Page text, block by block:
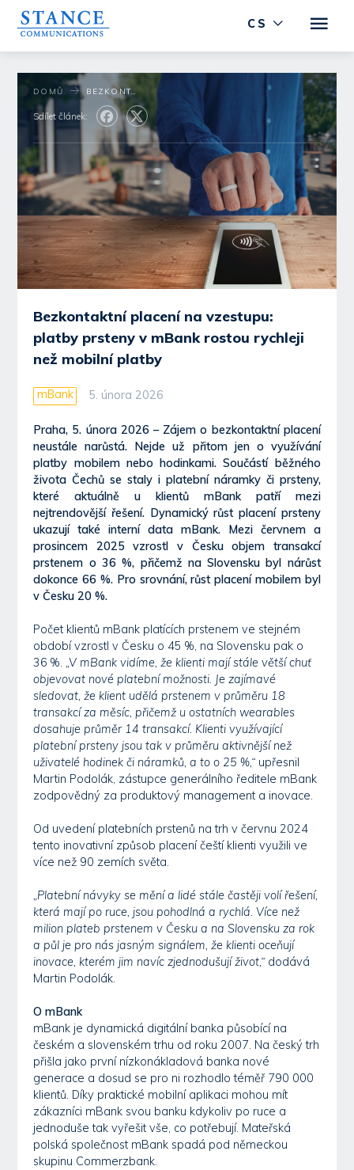
CS
DOMŮ BEZKONTAKTNÍ PLACENÍ NA VZESTUPU: PLATBY PRSTENY V MBANK ROSTOU RYCHLEJI NEŽ MOBILNÍ PLATBY
Sdílet článek:
Bezkontaktní placení na vzestupu:
platby prsteny v mBank rostou rychleji
než mobilní platby
mBank 5. února 2026
Praha, 5. února 2026 – Zájem o bezkontaktní placení
neustále narůstá. Nejde už přitom jen o využívání
platby mobilem nebo hodinkami. Součástí běžného
života Čechů se staly i platební náramky či prsteny,
které aktuálně u klientů mBank patří mezi
nejtrendovější řešení. Dynamický růst placení prsteny
ukazují také interní data mBank. Mezi červnem a
prosincem 2025 vzrostl v Česku objem transakcí
prstenem o 36 %, přičemž na Slovensku byl nárůst
dokonce 66 %. Pro srovnání, růst placení mobilem byl
v Česku 20 %.
Počet klientů mBank platících prstenem ve stejném
období vzrostl v Česku o 45 %, na Slovensku pak o
36 %.„V mBank vidíme, že klienti mají stále větší chuť
objevovat nové platební možnosti. Je zajímavé
sledovat, že klient udělá prstenem v průměru 18
transakcí za měsíc, přičemž u ostatních wearables
dosahuje průměr 14 transakcí. Klienti využívající
platební prsteny jsou tak v průměru aktivnější než
uživatelé hodinek či náramků, a to o 25 %,“ upřesnil
Martin Podolák, zástupce generálního ředitele mBank
zodpovědný za produktový management a inovace.
Od uvedení platebních prstenů na trh v červnu 2024
tento inovativní způsob placení čeští klienti využili ve
více než 90 zemích světa.
„Platební návyky se mění a lidé stále častěji volí řešení,
která mají po ruce, jsou pohodlná a rychlá. Více než
milion plateb prstenem v Česku a na Slovensku za rok
a půl je pro nás jasným signálem, že klienti oceňují
inovace, kterém jim navíc zjednodušují život,“ dodává
Martin Podolák.
O mBank
mBank je dynamická digitální banka působící na
českém a slovenském trhu od roku 2007. Na český trh
přišla jako první nízkonákladová banka nové
generace a dosud se pro ni rozhodlo téměř 790 000
klientů. Díky praktické mobilní aplikaci mohou mít
zákazníci mBank svou banku kdykoliv po ruce a
jednoduše tak vyřešit vše, co potřebují. Mateřská
polská společnost mBank spadá pod německou
skupinu Commerzbank.